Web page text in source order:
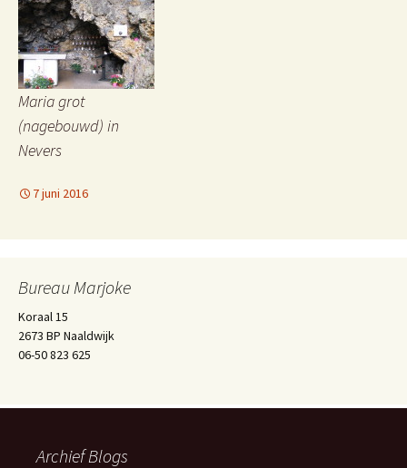
Maria grot
(nagebouwd) in
Nevers
7 juni 2016
Bureau Marjoke
Koraal 15
2673 BP Naaldwijk
06-50 823 625
Archief Blogs